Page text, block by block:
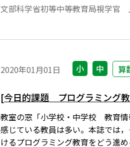
文部科学省初等中等教育局視学官
2020年01月01日 小 中 算
[今日的課題 プログラミング
教室の窓「小学校・中学校 教育
感じている教員は多い。本誌では
けるプログラミング教育をどう進